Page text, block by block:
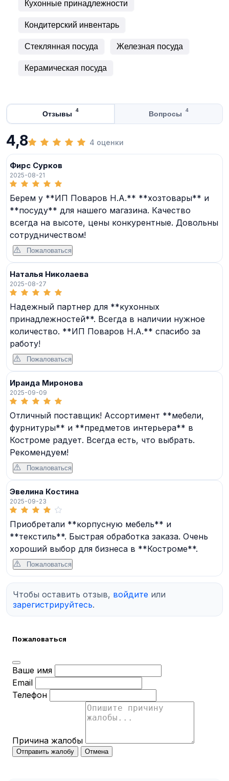
Кухонные принадлежности
Кондитерский инвентарь
Стеклянная посуда Железная посуда
Керамическая посуда
Отзывы 4 Вопросы 4
4,8 4 оценки
Фирс Сурков
2025-08-21
Берем у **ИП Поваров Н.А.** **хозтовары** и
**посуду** для нашего магазина. Качество
всегда на высоте, цены конкурентные. Довольны
сотрудничеством!
Пожаловаться
Наталья Николаева
2025-08-27
Надежный партнер для **кухонных
принадлежностей**. Всегда в наличии нужное
количество. **ИП Поваров Н.А.** спасибо за
работу!
Пожаловаться
Ираида Миронова
2025-09-09
Отличный поставщик! Ассортимент **мебели,
фурнитуры** и **предметов интерьера** в
Костроме радует. Всегда есть, что выбрать.
Рекомендуем!
Пожаловаться
Эвелина Костина
2025-09-23
Приобретали **корпусную мебель** и
**текстиль**. Быстрая обработка заказа. Очень
хороший выбор для бизнеса в **Костроме**.
Пожаловаться
Чтобы оставить отзыв, войдите или
зарегистрируйтесь.
Пожаловаться
Ваше имя
Email
Телефон
Причина жалобы
Отправить жалобу Отмена